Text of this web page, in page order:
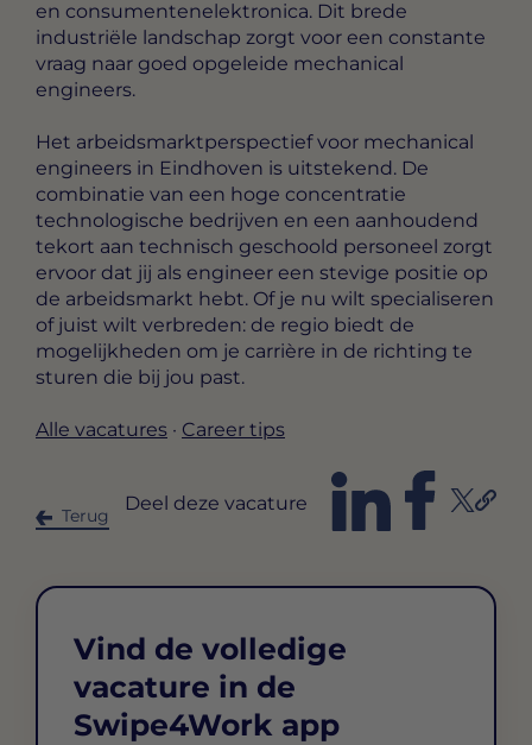
en consumentenelektronica. Dit brede
industriële landschap zorgt voor een constante
vraag naar goed opgeleide mechanical
engineers.
Het arbeidsmarktperspectief voor mechanical
engineers in Eindhoven is uitstekend. De
combinatie van een hoge concentratie
technologische bedrijven en een aanhoudend
tekort aan technisch geschoold personeel zorgt
ervoor dat jij als engineer een stevige positie op
de arbeidsmarkt hebt. Of je nu wilt specialiseren
of juist wilt verbreden: de regio biedt de
mogelijkheden om je carrière in de richting te
sturen die bij jou past.
Alle vacatures · Career tips
Terug
Deel deze vacature
Vind de volledige
vacature in de
Swipe4Work app